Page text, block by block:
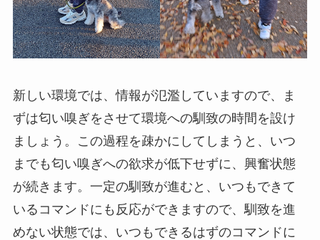
新しい環境では、情報が氾濫していますので、ま
ずは匂い嗅ぎをさせて環境への馴致の時間を設け
ましょう。この過程を疎かにしてしまうと、いつ
までも匂い嗅ぎへの欲求が低下せずに、興奮状態
が続きます。一定の馴致が進むと、いつもできて
いるコマンドにも反応ができますので、馴致を進
めない状態では、いつもできるはずのコマンドに